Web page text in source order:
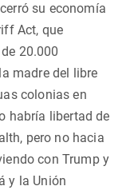
su economía
Act, que
20.000
madre del libre
colonias en
habría libertad de
pero no hacia
con Trump y
y la Unión